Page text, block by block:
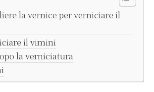
la vernice per verniciare il
il vimini
la verniciatura